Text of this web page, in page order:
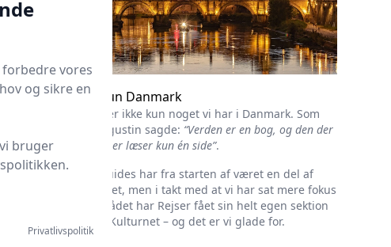
dit
Ikke kun Danmark
Kultur er ikke kun noget vi har i Danmark. Som
Skt. Augustin sagde: “Verden er en bog, og den der
ikke rejser læser kun én side”.
Rejseguides har fra starten af været en del af
Kulturnet, men i takt med at vi har sat mere fokus
på området har Rejser fået sin helt egen sektion
her på Kulturnet – og det er vi glade for.
vores
og sikre en
bruger
Privatlivspolitik